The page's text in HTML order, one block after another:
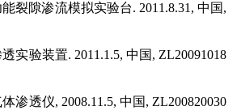
裂隙渗流模拟实验台. 2011.8.31, 中国,
实验装置. 2011.1.5, 中国, ZL20091018
渗透仪, 2008.11.5, 中国, ZL200820030